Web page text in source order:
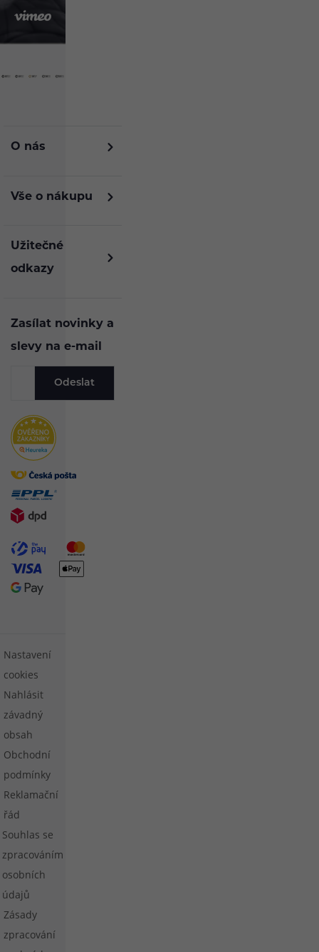
O nás
Vše o nákupu
Užitečné
odkazy
Zasílat novinky a
slevy na e-mail
Odeslat
Nastavení
cookies
Nahlásit
závadný
obsah
Obchodní
podmínky
Reklamační
řád
Souhlas se
zpracováním
osobních
údajů
Zásady
zpracování